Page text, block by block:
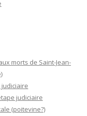
morts de Saint-Jean-
judiciaire
(poitevine?)